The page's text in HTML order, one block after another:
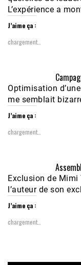
L’expérience a
J’aime ça :
chargement…
Optimisation
me semblait
J’aime ça :
chargement…
Exclusion de Mimi
l’auteur de son
J’aime ça :
chargement…